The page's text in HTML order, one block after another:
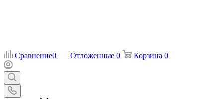
Сравнение0 Отложенные 0 Корзина 0